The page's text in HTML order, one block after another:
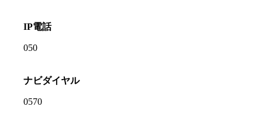
IP電話
050
ナビダイヤル
0570